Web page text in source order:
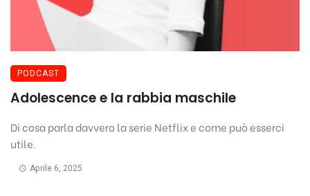
PODCAST
Adolescence e la rabbia maschile
Di cosa parla davvero la serie Netflix e come può esserci
utile.
Aprile 6, 2025